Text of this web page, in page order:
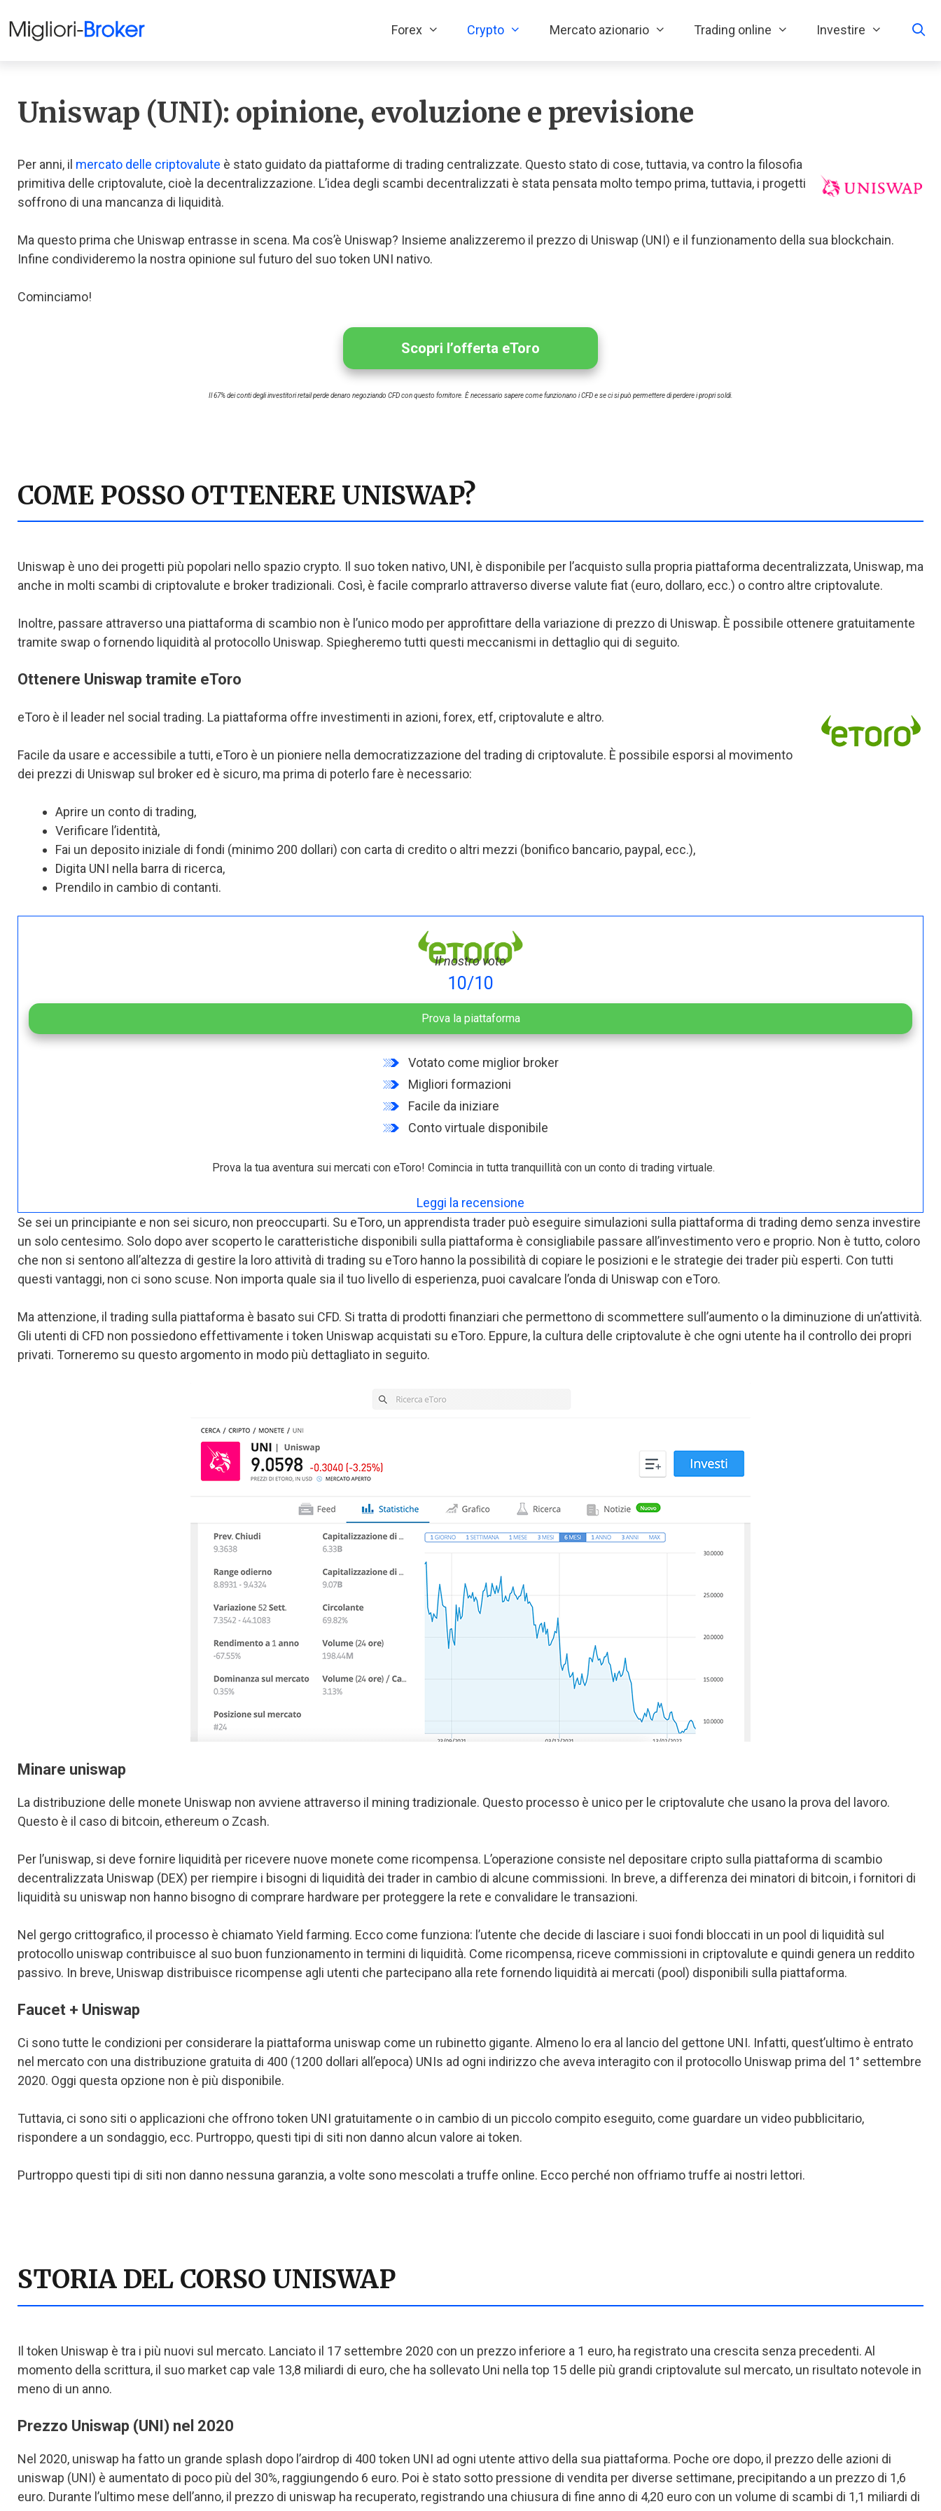
Forex Crypto Mercato azionario Trading online Investire
Uniswap (UNI): opinione, evoluzione e previsione
Per anni, il mercato delle criptovalute è stato guidato da piattaforme di trading centralizzate. Questo stato di cose, tuttavia, va contro la filosofia
primitiva delle criptovalute, cioè la decentralizzazione. L’idea degli scambi decentralizzati è stata pensata molto tempo prima, tuttavia, i progetti
soffrono di una mancanza di liquidità.
Ma questo prima che Uniswap entrasse in scena. Ma cos’è Uniswap? Insieme analizzeremo il prezzo di Uniswap (UNI) e il funzionamento della sua blockchain.
Infine condivideremo la nostra opinione sul futuro del suo token UNI nativo.
Cominciamo!
Scopri l’offerta eToro
Il 67% dei conti degli investitori retail perde denaro negoziando CFD con questo fornitore. È necessario sapere come funzionano i CFD e se ci si può permettere di perdere i propri soldi.
COME POSSO OTTENERE UNISWAP?
Uniswap è uno dei progetti più popolari nello spazio crypto. Il suo token nativo, UNI, è disponibile per l’acquisto sulla propria piattaforma decentralizzata, Uniswap, ma
anche in molti scambi di criptovalute e broker tradizionali. Così, è facile comprarlo attraverso diverse valute fiat (euro, dollaro, ecc.) o contro altre criptovalute.
Inoltre, passare attraverso una piattaforma di scambio non è l’unico modo per approfittare della variazione di prezzo di Uniswap. È possibile ottenere gratuitamente
tramite swap o fornendo liquidità al protocollo Uniswap. Spiegheremo tutti questi meccanismi in dettaglio qui di seguito.
Ottenere Uniswap tramite eToro
eToro è il leader nel social trading. La piattaforma offre investimenti in azioni, forex, etf, criptovalute e altro.
Facile da usare e accessibile a tutti, eToro è un pioniere nella democratizzazione del trading di criptovalute. È possibile esporsi al movimento
dei prezzi di Uniswap sul broker ed è sicuro, ma prima di poterlo fare è necessario:
Aprire un conto di trading,
Verificare l’identità,
Fai un deposito iniziale di fondi (minimo 200 dollari) con carta di credito o altri mezzi (bonifico bancario, paypal, ecc.),
Digita UNI nella barra di ricerca,
Prendilo in cambio di contanti.
Il nostro voto
10/10
Prova la piattaforma
Votato come miglior broker
Migliori formazioni
Facile da iniziare
Conto virtuale disponibile
Prova la tua aventura sui mercati con eToro! Comincia in tutta tranquillità con un conto di trading virtuale.
Leggi la recensione
Se sei un principiante e non sei sicuro, non preoccuparti. Su eToro, un apprendista trader può eseguire simulazioni sulla piattaforma di trading demo senza investire
un solo centesimo. Solo dopo aver scoperto le caratteristiche disponibili sulla piattaforma è consigliabile passare all’investimento vero e proprio. Non è tutto, coloro
che non si sentono all’altezza di gestire la loro attività di trading su eToro hanno la possibilità di copiare le posizioni e le strategie dei trader più esperti. Con tutti
questi vantaggi, non ci sono scuse. Non importa quale sia il tuo livello di esperienza, puoi cavalcare l’onda di Uniswap con eToro.
Ma attenzione, il trading sulla piattaforma è basato sui CFD. Si tratta di prodotti finanziari che permettono di scommettere sull’aumento o la diminuzione di un’attività.
Gli utenti di CFD non possiedono effettivamente i token Uniswap acquistati su eToro. Eppure, la cultura delle criptovalute è che ogni utente ha il controllo dei propri
privati. Torneremo su questo argomento in modo più dettagliato in seguito.
Minare uniswap
La distribuzione delle monete Uniswap non avviene attraverso il mining tradizionale. Questo processo è unico per le criptovalute che usano la prova del lavoro.
Questo è il caso di bitcoin, ethereum o Zcash.
Per l’uniswap, si deve fornire liquidità per ricevere nuove monete come ricompensa. L’operazione consiste nel depositare cripto sulla piattaforma di scambio
decentralizzata Uniswap (DEX) per riempire i bisogni di liquidità dei trader in cambio di alcune commissioni. In breve, a differenza dei minatori di bitcoin, i fornitori di
liquidità su uniswap non hanno bisogno di comprare hardware per proteggere la rete e convalidare le transazioni.
Nel gergo crittografico, il processo è chiamato Yield farming. Ecco come funziona: l’utente che decide di lasciare i suoi fondi bloccati in un pool di liquidità sul
protocollo uniswap contribuisce al suo buon funzionamento in termini di liquidità. Come ricompensa, riceve commissioni in criptovalute e quindi genera un reddito
passivo. In breve, Uniswap distribuisce ricompense agli utenti che partecipano alla rete fornendo liquidità ai mercati (pool) disponibili sulla piattaforma.
Faucet + Uniswap
Ci sono tutte le condizioni per considerare la piattaforma uniswap come un rubinetto gigante. Almeno lo era al lancio del gettone UNI. Infatti, quest’ultimo è entrato
nel mercato con una distribuzione gratuita di 400 (1200 dollari all’epoca) UNIs ad ogni indirizzo che aveva interagito con il protocollo Uniswap prima del 1° settembre
2020. Oggi questa opzione non è più disponibile.
Tuttavia, ci sono siti o applicazioni che offrono token UNI gratuitamente o in cambio di un piccolo compito eseguito, come guardare un video pubblicitario,
rispondere a un sondaggio, ecc. Purtroppo, questi tipi di siti non danno alcun valore ai token.
Purtroppo questi tipi di siti non danno nessuna garanzia, a volte sono mescolati a truffe online. Ecco perché non offriamo truffe ai nostri lettori.
STORIA DEL CORSO UNISWAP
Il token Uniswap è tra i più nuovi sul mercato. Lanciato il 17 settembre 2020 con un prezzo inferiore a 1 euro, ha registrato una crescita senza precedenti. Al
momento della scrittura, il suo market cap vale 13,8 miliardi di euro, che ha sollevato Uni nella top 15 delle più grandi criptovalute sul mercato, un risultato notevole in
meno di un anno.
Prezzo Uniswap (UNI) nel 2020
Nel 2020, uniswap ha fatto un grande splash dopo l’airdrop di 400 token UNI ad ogni utente attivo della sua piattaforma. Poche ore dopo, il prezzo delle azioni di
uniswap (UNI) è aumentato di poco più del 30%, raggiungendo 6 euro. Poi è stato sotto pressione di vendita per diverse settimane, precipitando a un prezzo di 1,6
euro. Durante l’ultimo mese dell’anno, il prezzo di uniswap ha recuperato, registrando una chiusura di fine anno di 4,20 euro con un volume di scambi di 1,1 miliardi di